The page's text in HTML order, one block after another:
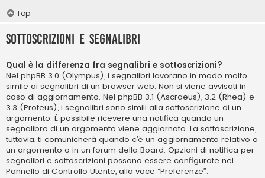
Top
Sottoscrizioni e segnalibri
Qual è la differenza fra segnalibri e sottoscrizioni?
Nel phpBB 3.0 (Olympus), i segnalibri lavorano in modo molto
simile ai segnalibri di un browser web. Non si viene avvisati in
caso di aggiornamento. Nel phpBB 3.1 (Ascraeus), 3.2 (Rhea) e
3.3 (Proteus), i segnalibri sono simili alla sottoscrizione di un
argomento. È possibile ricevere una notifica quando un
segnalibro di un argomento viene aggiornato. La sottoscrizione,
tuttavia, ti comunicherà quando c’è un aggiornamento relativo a
un argomento o in un forum della Board. Opzioni di notifica per
segnalibri e sottoscrizioni possono essere configurate nel
Pannello di Controllo Utente, alla voce “Preferenze”.